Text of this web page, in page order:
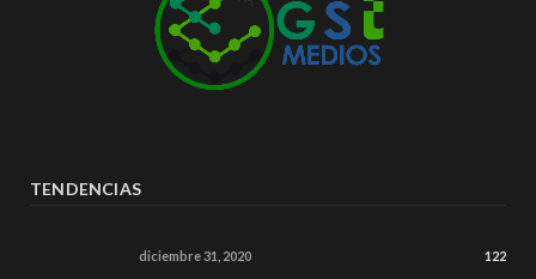
TENDENCIAS
diciembre 31, 2020 122